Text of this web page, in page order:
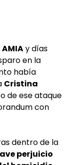
AMIAy días
en la
había
Cristina
de ese ataque
con
dentro de la
perjuicio